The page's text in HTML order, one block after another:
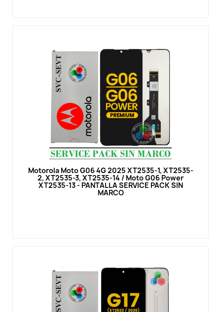
Vista rápida
Motorola Moto G06 4G 2025 XT2535-1, XT2535-
2, XT2535-3, XT2535-14 / Moto G06 Power
XT2535-13 - PANTALLA SERVICE PACK SIN
MARCO